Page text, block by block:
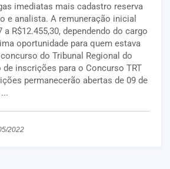
imediatas mais cadastro reserva
e analista. A remuneração inicial
a R$12.455,30, dependendo do cargo
oportunidade para quem estava
do Tribunal Regional do
inscrições para o Concurso TRT
permanecerão abertas de 09 de
2022